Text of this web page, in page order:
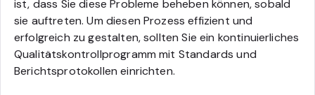
ist, dass Sie diese Probleme beheben können, sobald
sie auftreten. Um diesen Prozess effizient und
erfolgreich zu gestalten, sollten Sie ein kontinuierliches
Qualitätskontrollprogramm mit Standards und
Berichtsprotokollen einrichten.